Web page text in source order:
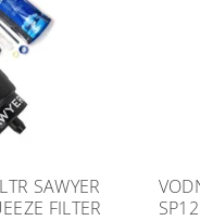
SAWYER
FILTER